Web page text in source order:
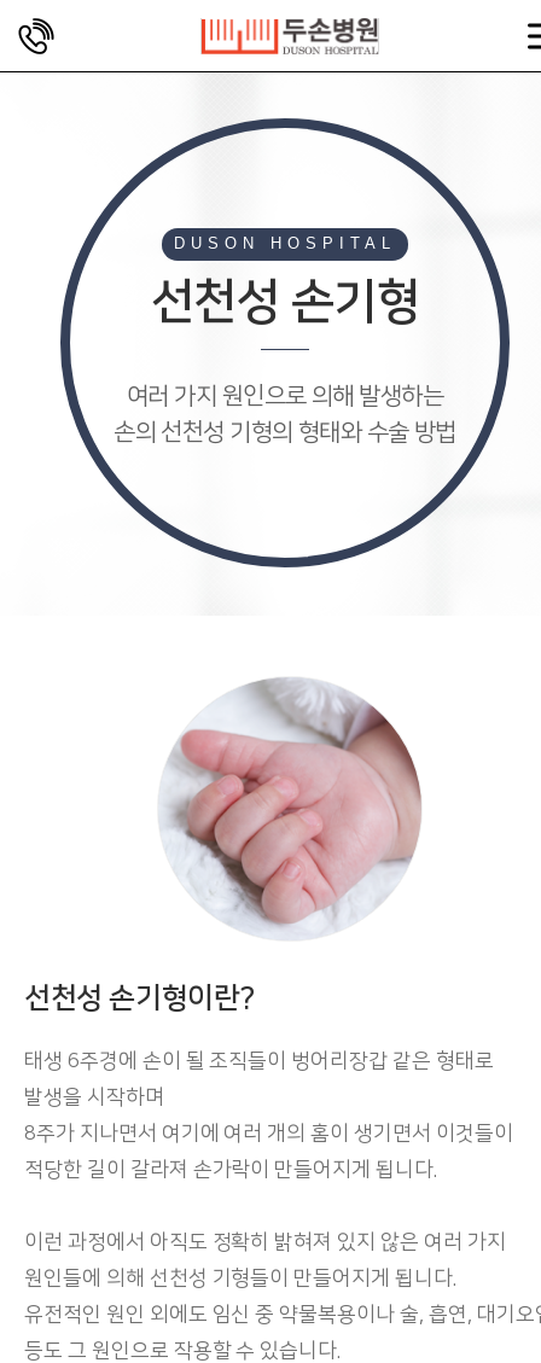
DUSON HOSPITAL
선천성 손기형
여러 가지 원인으로 의해 발생하는
손의 선천성 기형의 형태와 수술 방법
선천성 손기형이란?
태생 6주경에 손이 될 조직들이 벙어리장갑 같은 형태로
발생을 시작하며
8주가 지나면서 여기에 여러 개의 홈이 생기면서 이것들이
적당한 길이 갈라져 손가락이 만들어지게 됩니다.
이런 과정에서 아직도 정확히 밝혀져 있지 않은 여러 가지
원인들에 의해 선천성 기형들이 만들어지게 됩니다.
유전적인 원인 외에도 임신 중 약물복용이나 술, 흡연, 대기오
등도 그 원인으로 작용할 수 있습니다.